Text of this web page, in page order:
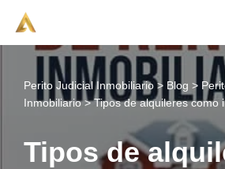
Saltar
contenido
Perito Judicial Inmobiliario> Blog >
Inmobiliario>Tipos de alquileres como
Tipos de